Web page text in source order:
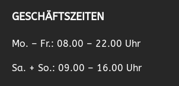
GESCHÄFTSZEITEN
Mo. – Fr.: 08.00 – 22.00 Uhr
Sa. + So.: 09.00 – 16.00 Uhr